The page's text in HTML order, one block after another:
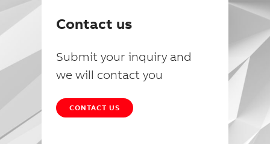
Contact us
Submit your inquiry and
we will contact you
CONTACT US